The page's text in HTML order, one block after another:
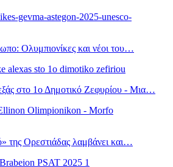
Ολυμπιονίκες και νέοι του…
στο 1ο Δημοτικό Ζεφυρίου - Μια…
της Ορεστιάδας λαμβάνει και…